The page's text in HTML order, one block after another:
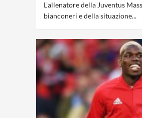
L'allenatore della Juventus
bianconeri e della situazione...